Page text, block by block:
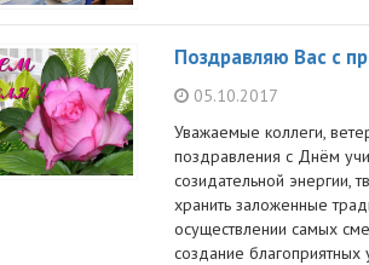
Поздравляю Вас с
05.10.2017
Уважаемые коллеги,
поздравления с Днём
созидательной энергии,
хранить заложенные
осуществлении самых
создание благоприятных